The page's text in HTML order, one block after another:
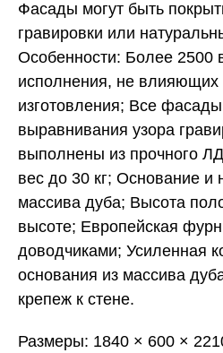
Фасады могут быть
гравировки или
Особенности: Более 2500
исполнения, не влияющих
изготовления; Все
выравнивания узора
выполнены из прочного
вес до 30 кг; Основание
массива дуба; Высота
высоте; Европейская
доводчиками; Усиленная
основания из массива
крепеж к стене.
Размеры: 1840 × 600 ×